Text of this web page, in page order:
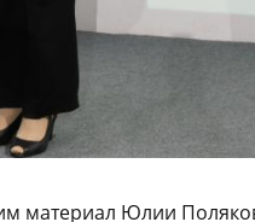
материал Юлии